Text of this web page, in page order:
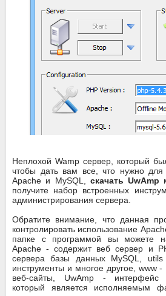
Неплохой Wamp сервер, который
чтобы дать вам все, что нужно для
Apache и MySQL, скачать UwAmp
получите набор встроенных
администрирования сервера.
Обратите внимание, что данная
контролировать использование
папке с программой вы можете
Apache - содержит веб сервер и
сервера базы данных MySQL,
инструменты и многое другое, www -
веб-сайты, UwAmp - интерфейс
который является исполняемым